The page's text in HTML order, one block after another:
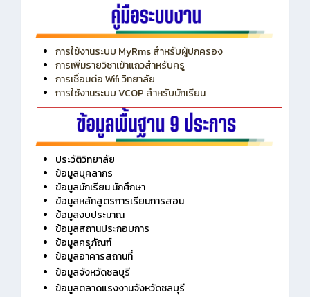
การใช้งานระบบ MyRms สำหรับผู้ปกครอง
การเพิ่มรายวิชาเข้าแถวสำหรับครู
การเชื่อมต่อ Wifi วิทยาลัย
การใช้งานระบบ VCOP สำหรับนักเรียน
ประวัติวิทยาลัย
ข้อมูลบุคลากร
ข้อมูลนักเรียน นักศึกษา
ข้อมูลหลักสูตรการเรียนการสอน
ข้อมูลงบประมาณ
ข้อมูลสถานประกอบการ
ข้อมูลครุภัณฑ์
ข้อมูลอาคารสถานที่
ข้อมูลจังหวัดชลบุรี
ข้อมูลตลาดแรงงานจังหวัดชลบุรี